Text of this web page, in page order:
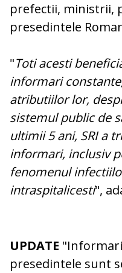
prefectii, ministrii,
presedintele
"Toti acesti
informari
atributiilor lor,
sistemul public de
ultimii 5 ani, SRI a
informari, inclusiv
fenomenul
intraspitalicesti",
UPDATE
presedintele sunt